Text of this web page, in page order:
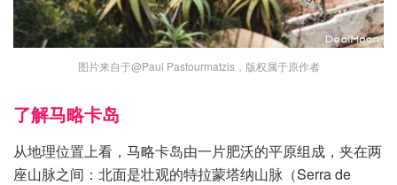
图片来自于@Paul Pastourmatzis，版权属于原作者
了解马略卡岛
从地理位置上看，马略卡岛由一片肥沃的平原组成，夹在两
座山脉之间：北面是壮观的特拉蒙塔纳山脉（Serra de